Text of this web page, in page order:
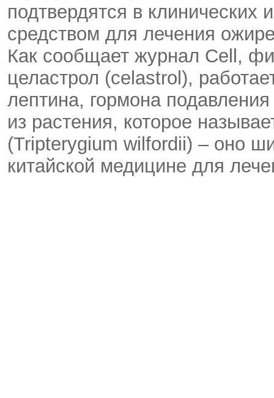
подтвердятся в
средством для лечения
Как сообщает журнал Cell,
целастрол (celastrol),
лептина, гормона
из растения, которое
(Tripterygium wilfordii) – оно
китайской медицине для